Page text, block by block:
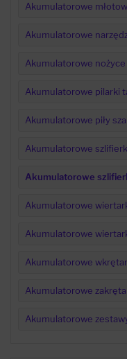
Akumulatorowe
Akumulatorowe
Akumulatorowe
Akumulatorowe pilarki
Akumulatorowe piły
Akumulatorowe
Akumulatorowe
Akumulatorowe
Akumulatorowe
Akumulatorowe
Akumulatorowe
Akumulatorowe